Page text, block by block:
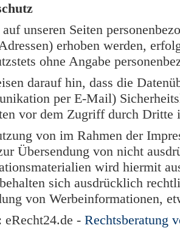
unseren Seiten
erhoben werden,
ohne Angabe
darauf hin, dass die
per E-Mail)
vor dem Zugriff durch Dritte
von im Rahmen der
Übersendung von nicht
wird hiermit
sich ausdrücklich
von Werbeinformationen,
eRecht24.de - Rechtsberatung